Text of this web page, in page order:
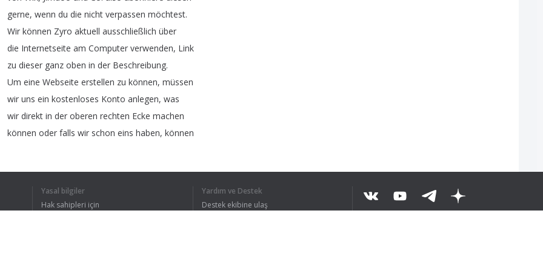
gerne, wenn du die nicht verpassen möchtest.
Wir können Zyro aktuell ausschließlich über
die Internetseite am Computer verwenden, Link
zu dieser ganz oben in der Beschreibung.
Um eine Webseite erstellen zu können, müssen
wir uns ein kostenloses Konto anlegen, was
wir direkt in der oberen rechten Ecke machen
können oder falls wir schon eins haben, können
machen oder einfach E-Mail-Adresse.
Yasal bilgiler
Hak sahipleri için
Yardım ve Destek
Destek ekibine ulaş